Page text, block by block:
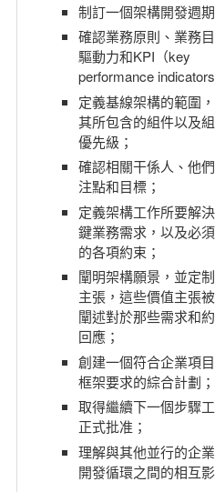
制訂一個架構開發週期
確認業務原則、業務目
驅動力和KPI（key
performance indicators
定義基線架構的範圍
其所包含的組件以及
優先級 ；
確認相關干係人、他
注點和目標；
定義架構工作所要解
鍵業務需求，以及必
的各項約束 ；
闡明架構願景，並定
主張，這些價值主張
闡述對於那些需求和
回應 ；
創建一個符合企業項
框架要求的綜合計劃；
取得繼續下一個步驟
正式批准；
理解與其他並行的企
開發循環之間的相互